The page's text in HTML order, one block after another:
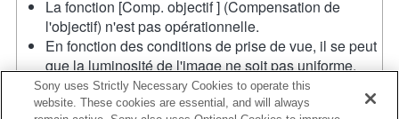
La fonction [Comp. objectif ] (Compensation de
l'objectif) n'est pas opérationnelle.
En fonction des conditions de prise de vue, il se peut
que la luminosité de l'image ne soit pas uniforme.
Réglez la fonction [Obturat. à rideaux avant] sur [Off].
Si vous fixez l'objectif à monture A à l'aide de
Sony uses Strictly Necessary Cookies to operate this
website. These cookies are essential, and will always